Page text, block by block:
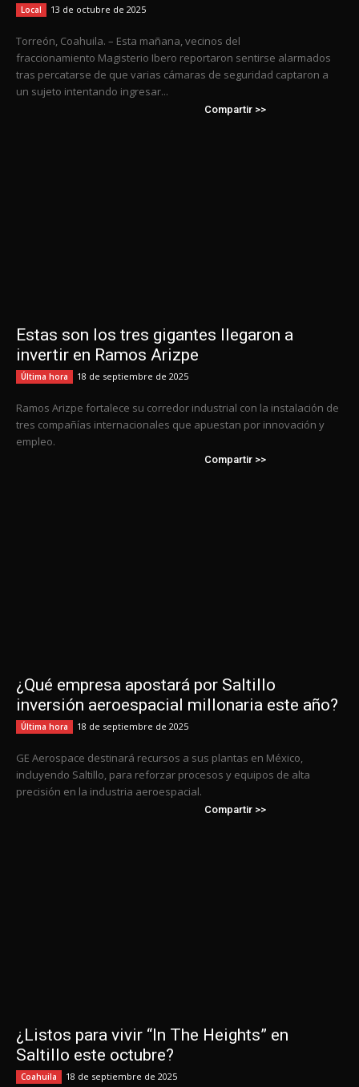
Local 13 de octubre de 2025
Torreón, Coahuila. – Esta mañana, vecinos del
fraccionamiento Magisterio Ibero reportaron sentirse alarmados
tras percatarse de que varias cámaras de seguridad captaron a
un sujeto intentando ingresar...
Compartir >>
Estas son los tres gigantes llegaron a
invertir en Ramos Arizpe
Última hora 18 de septiembre de 2025
Ramos Arizpe fortalece su corredor industrial con la instalación de
tres compañías internacionales que apuestan por innovación y
empleo.
Compartir >>
¿Qué empresa apostará por Saltillo
inversión aeroespacial millonaria este año?
Última hora 18 de septiembre de 2025
GE Aerospace destinará recursos a sus plantas en México,
incluyendo Saltillo, para reforzar procesos y equipos de alta
precisión en la industria aeroespacial.
Compartir >>
¿Listos para vivir “In The Heights” en
Saltillo este octubre?
Coahuila 18 de septiembre de 2025